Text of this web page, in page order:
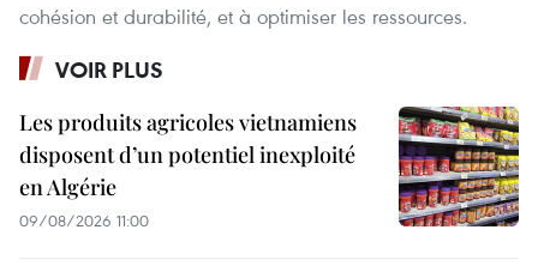
cohésion et durabilité, et à optimiser les ressources.
VOIR PLUS
Les produits agricoles vietnamiens
disposent d’un potentiel inexploité
en Algérie
09/08/2026 11:00